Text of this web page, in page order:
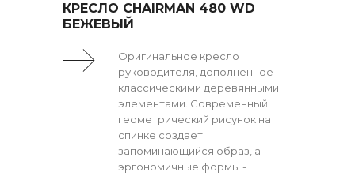
КРЕСЛО CHAIRMAN 480 WD
БЕЖЕВЫЙ
Оригинальное кресло
руководителя, дополненное
классическими деревянными
элементами. Современный
геометрический рисунок на
спинке создает
запоминающийся образ, а
эргономичные формы -